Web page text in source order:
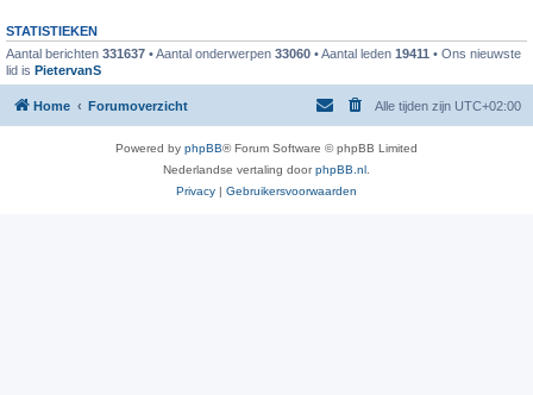
STATISTIEKEN
Aantal berichten 331637 • Aantal onderwerpen 33060 • Aantal leden 19411 • Ons nieuwste
lid is PietervanS
Home Forumoverzicht Alle tijden zijn UTC+02:00
Powered by phpBB® Forum Software © phpBB Limited
Nederlandse vertaling doorphpBB.nl
Privacy | Gebruikersvoorwaarden